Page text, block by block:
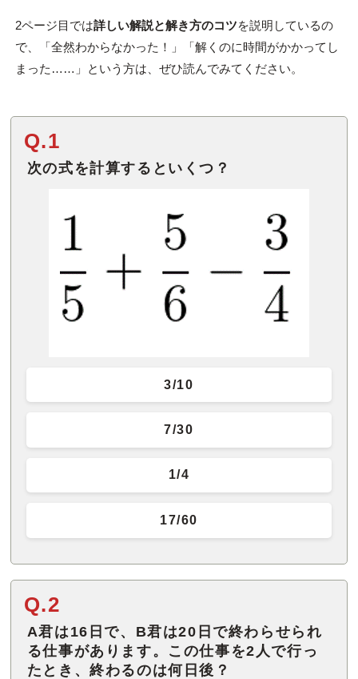
2ページ目では詳しい解説と解き方のコツを説明しているの
で、「全然わからなかった！」「解くのに時間がかかってし
まった……」という方は、ぜひ読んでみてください。
Q.1
次の式を計算するといくつ？
3/10
7/30
1/4
17/60
Q.2
A君は16日で、B君は20日で終わらせられ
る仕事があります。この仕事を2人で行っ
たとき、終わるのは何日後？